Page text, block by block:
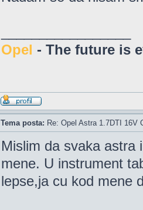
Opel - The future is
Tema posta: Re: Opel Astra 1.7DTI 16V
Mislim da svaka astra
mene. U instrument
lepse,ja cu kod mene